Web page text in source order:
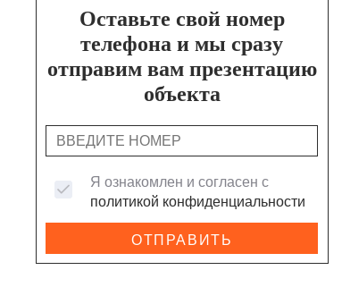
Оставьте свой номер
телефона и мы сразу
отправим вам презентацию
объекта
Я ознакомлен и согласен с
политикой конфиденциальности
ОТПРАВИТЬ